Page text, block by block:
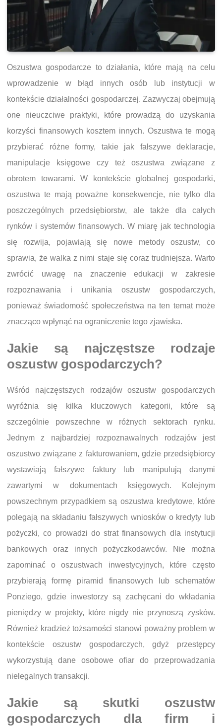
Oszustwa gospodarcze to działania, które mają na celu
wprowadzenie w błąd innych osób lub instytucji w
kontekście działalności gospodarczej. Zazwyczaj obejmują
one nieuczciwe praktyki, które prowadzą do uzyskania
korzyści finansowych kosztem innych. Oszustwa te mogą
przybierać różne formy, takie jak fałszywe deklaracje,
manipulacje księgowe czy też oszustwa związane z
obrotem towarami. W kontekście globalnej gospodarki,
oszustwa te mają poważne konsekwencje, nie tylko dla
poszczególnych przedsiębiorstw, ale także dla całych
rynków i systemów finansowych. W miarę jak technologia
się rozwija, pojawiają się nowe metody oszustw, co
sprawia, że walka z nimi staje się coraz trudniejsza. Warto
zwrócić uwagę na znaczenie edukacji w zakresie
rozpoznawania i unikania oszustw gospodarczych,
ponieważ świadomość społeczeństwa na ten temat może
znacząco wpłynąć na ograniczenie tego zjawiska.
Jakie są najczęstsze rodzaje
oszustw gospodarczych?
Wśród najczęstszych rodzajów oszustw gospodarczych
wyróżnia się kilka kluczowych kategorii, które są
szczególnie powszechne w różnych sektorach rynku.
Jednym z najbardziej rozpoznawalnych rodzajów jest
oszustwo związane z fakturowaniem, gdzie przedsiębiorcy
wystawiają fałszywe faktury lub manipulują danymi
zawartymi w dokumentach księgowych. Kolejnym
powszechnym przypadkiem są oszustwa kredytowe, które
polegają na składaniu fałszywych wniosków o kredyty lub
pożyczki, co prowadzi do strat finansowych dla instytucji
bankowych oraz innych pożyczkodawców. Nie można
zapominać o oszustwach inwestycyjnych, które często
przybierają formę piramid finansowych lub schematów
Ponziego, gdzie inwestorzy są zachęcani do wkładania
pieniędzy w projekty, które nigdy nie przynoszą zysków.
Również kradzież tożsamości stanowi poważny problem w
kontekście oszustw gospodarczych, gdyż przestępcy
wykorzystują dane osobowe ofiar do przeprowadzania
nielegalnych transakcji.
Jakie są skutki oszustw
gospodarczych dla firm i